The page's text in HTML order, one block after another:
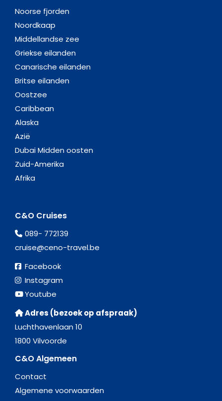
Noorse fjorden
Noordkaap
Middellandse zee
Griekse eilanden
Canarische eilanden
Britse eilanden
Oostzee
Caribbean
Alaska
Azië
Dubai Midden oosten
Zuid-Amerika
Afrika
C&O Cruises
089- 772139
cruise@ceno-travel.be
Facebook
Instagram
Youtube
Adres (bezoek op afspraak)
Luchthavenlaan 10
1800 Vilvoorde
C&O Algemeen
Contact
Algemene voorwaarden